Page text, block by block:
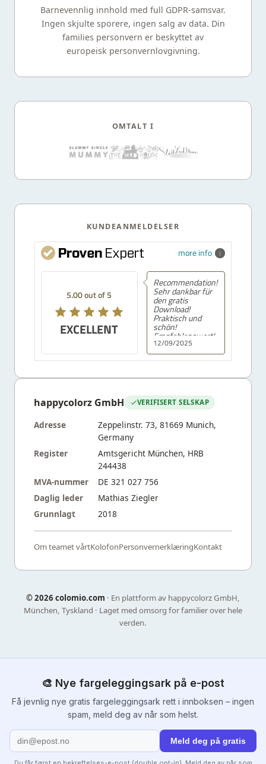
Barnevennlig innhold med full GDPR-samsvar.
Ingen skjulte sporere, ingen salg av data. Din
families personvern er beskyttet av
europeisk personvernlovgivning.
OMTALT I
KUNDEANMELDELSER
more info
5.00 out of 5
EXCELLENT
12/09/2025
Recommendation!
Sehr dankbar für
den gratis
Download!
Praktisch und
schön!
Empfehlenswert!
happycolorz GmbH VERIFISERT SELSKAP
Adresse
Zeppelinstr. 73, 81669 Munich,
Germany
Register
Amtsgericht München, HRB
244438
MVA-nummer
DE 321 027 756
Daglig leder
Mathias Ziegler
Grunnlagt
2018
Om teamet vårtKolofonPersonvernerklæringKontakt
©2026 colomio.com · En plattform av happycolorz GmbH,
München, Tyskland · Laget med omsorg for familier over hele
verden.
🎨 Nye fargeleggingsark på e-post
Få jevnlig nye gratis fargeleggingsark rett i innboksen – ingen
spam, meld deg av når som helst.
Meld deg på gratis